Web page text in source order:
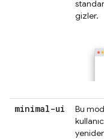
gizler.
minimal-ui Bu